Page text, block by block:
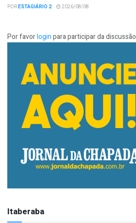
PORESTAGIÁRIO 2 2026/08/08
Por favorloginpara participar da discussão
Itaberaba